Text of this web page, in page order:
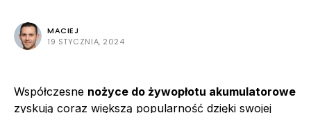
MACIEJ
19 STYCZNIA, 2024
Współczesne nożyce do żywopłotu akumulatorowe
zyskują coraz większą popularność dzięki swojej